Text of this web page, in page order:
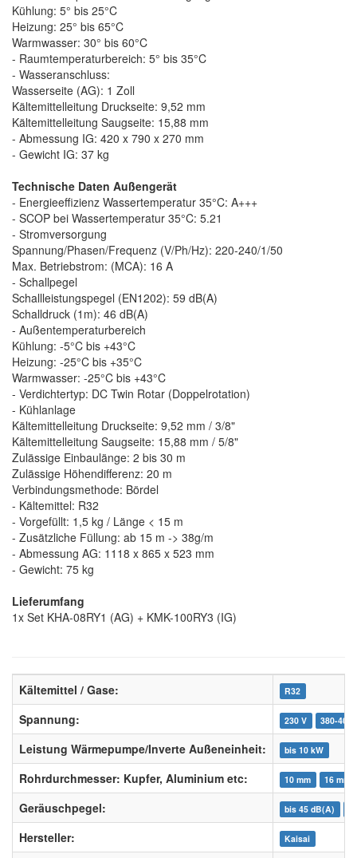
Kühlung: 5° bis 25°C
Heizung: 25° bis 65°C
Warmwasser: 30° bis 60°C
- Raumtemperaturbereich: 5° bis 35°C
- Wasseranschluss:
Wasserseite (AG): 1 Zoll
Kältemittelleitung Druckseite: 9,52 mm
Kältemittelleitung Saugseite: 15,88 mm
- Abmessung IG: 420 x 790 x 270 mm
- Gewicht IG: 37 kg
Technische Daten Außengerät
- Energieeffizienz Wassertemperatur 35°C: A+++
- SCOP bei Wassertemperatur 35°C: 5.21
- Stromversorgung
Spannung/Phasen/Frequenz (V/Ph/Hz): 220-240/1/50
Max. Betriebstrom: (MCA): 16 A
- Schallpegel
Schallleistungspegel (EN1202): 59 dB(A)
Schalldruck (1m): 46 dB(A)
- Außentemperaturbereich
Kühlung: -5°C bis +43°C
Heizung: -25°C bis +35°C
Warmwasser: -25°C bis +43°C
- Verdichtertyp: DC Twin Rotar (Doppelrotation)
- Kühlanlage
Kältemittelleitung Druckseite: 9,52 mm / 3/8"
Kältemittelleitung Saugseite: 15,88 mm / 5/8"
Zulässige Einbaulänge: 2 bis 30 m
Zulässige Höhendifferenz: 20 m
Verbindungsmethode: Bördel
- Kältemittel: R32
- Vorgefüllt: 1,5 kg / Länge < 15 m
- Zusätzliche Füllung: ab 15 m -> 38g/m
- Abmessung AG: 1118 x 865 x 523 mm
- Gewicht: 75 kg
Lieferumfang
1x Set KHA-08RY1 (AG) + KMK-100RY3 (IG)
Kältemittel / Gase: R32
Spannung: 230 V 380-400
Leistung Wärmepumpe/Inverte Außeneinheit: bis 10 kW
Rohrdurchmesser: Kupfer, Aluminium etc: 10 mm 16 mm
Geräuschpegel: bis 45 dB(A)
Hersteller: Kaisai